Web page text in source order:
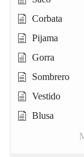
Corbata
Pijama
Gorra
Sombrero
Vestido
Blusa